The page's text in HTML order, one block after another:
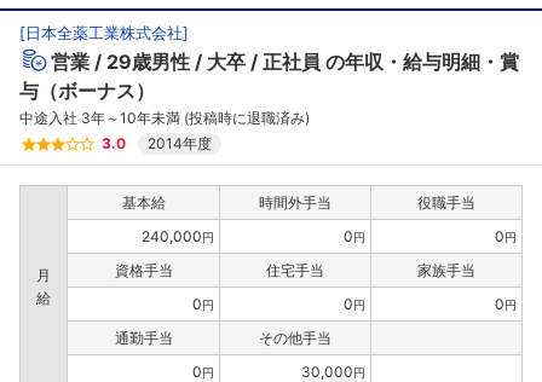
[日本全薬工業株式会社]
営業 29歳男性 大卒 正社員 の年収・給与明細・賞
与（ボーナス）
中途入社 3年～10年未満 (投稿時に退職済み)
3.0
2014年度
月
給
基本給 時間外手当
役職手当
240,000円 0円 0円
資格手当 住宅手当
家族手当
0円 0円 0円
通勤手当
その他手当
0円 30,000円